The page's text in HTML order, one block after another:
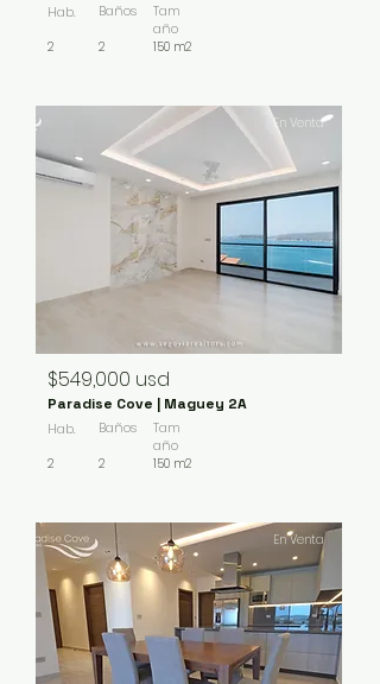
Hab.
2
Baños
2
Tam
año
150 m2
En Venta
$549,000 usd
Paradise Cove | Maguey 2A
Hab.
2
Baños
2
Tam
año
150 m2
En Venta